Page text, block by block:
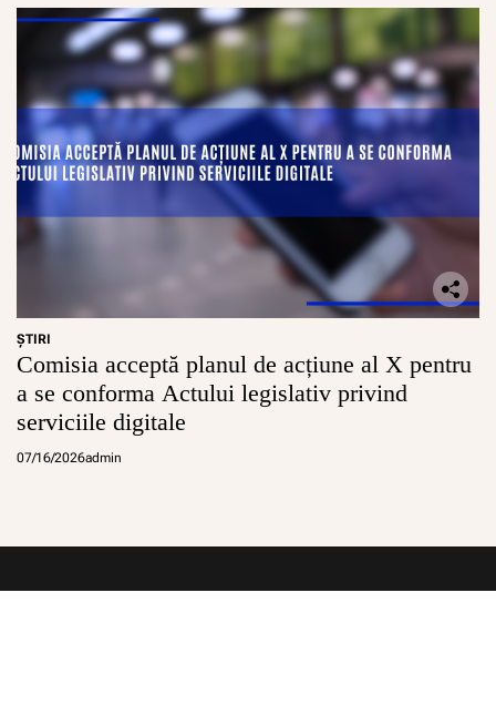
ŞTIRI
Comisia acceptă planul de acțiune al X pentru
a se conforma Actului legislativ privind
serviciile digitale
07/16/2026admin